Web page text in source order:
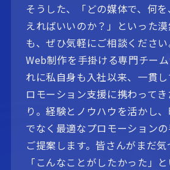
そうした、「どの媒体で、何
えればいいのか？」といった
も、ぜひ気軽にご相談くださ
Web制作を手掛ける専門チー
れに私自身も入社以来、一貫
ロモーション支援に携わって
り。経験とノウハウを活かし
でなく最適なプロモーション
ご提案します。皆さんがまだ気
「こんなことがしたかった」